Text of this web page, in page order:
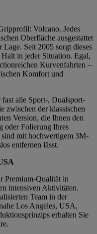
Volcano. Jedes
Oberfläche ausgestattet
Seit 2005 sorgt dieses
in jeder Situation. Egal,
Kurvenfahrten –
Komfort und
alle Sport-, Dualsport-
zwischen der klassischen
Version, die Ihnen den
oder Folierung Ihres
mit hochwertigem 3M-
entfernen lässt.
Premium-Qualität in
intensiven Aktivitäten.
Team in der
Los Angeles, USA,
erhalten Sie